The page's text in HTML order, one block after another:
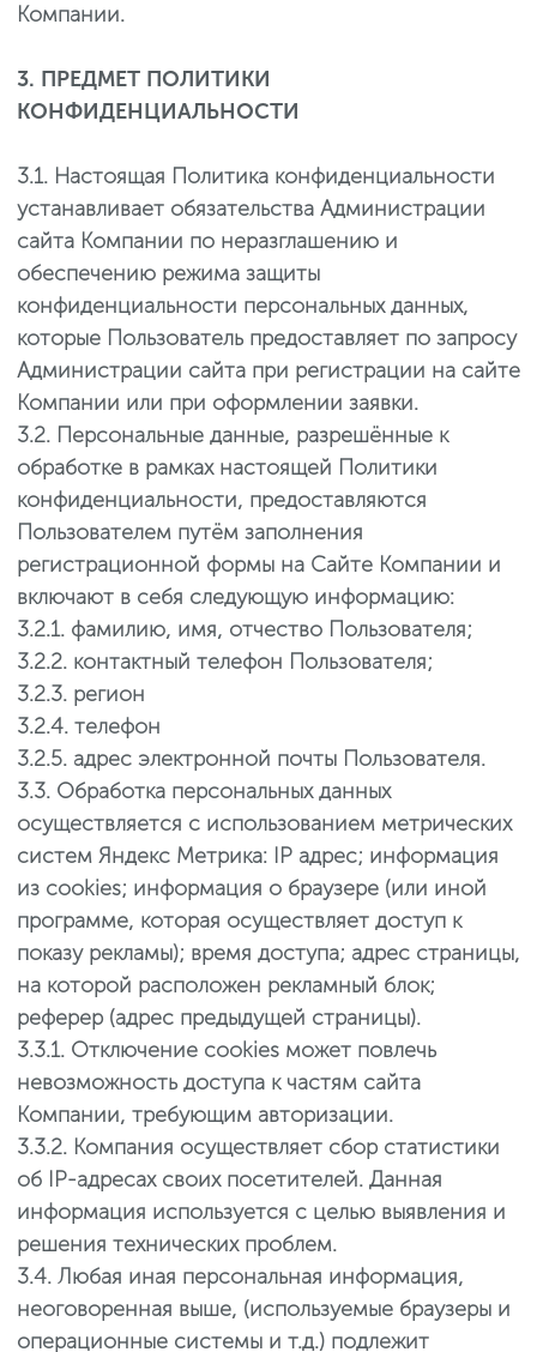
Компании.
3. ПРЕДМЕТ ПОЛИТИКИ
КОНФИДЕНЦИАЛЬНОСТИ
3.1. Настоящая Политика конфиденциальности
устанавливает обязательства Администрации
сайта Компании по неразглашению и
обеспечению режима защиты
конфиденциальности персональных данных,
которые Пользователь предоставляет по запросу
Администрации сайта при регистрации на сайте
Компании или при оформлении заявки.
3.2. Персональные данные, разрешённые к
обработке в рамках настоящей Политики
конфиденциальности, предоставляются
Пользователем путём заполнения
регистрационной формы на Сайте Компании и
включают в себя следующую информацию:
3.2.1. фамилию, имя, отчество Пользователя;
3.2.2. контактный телефон Пользователя;
3.2.3. регион
3.2.4. телефон
3.2.5. адрес электронной почты Пользователя.
3.3. Обработка персональных данных
осуществляется с использованием метрических
систем Яндекс Метрика: IP адрес; информация
из cookies; информация о браузере (или иной
программе, которая осуществляет доступ к
показу рекламы); время доступа; адрес страницы,
на которой расположен рекламный блок;
реферер (адрес предыдущей страницы).
3.3.1. Отключение cookies может повлечь
невозможность доступа к частям сайта
Компании, требующим авторизации.
3.3.2. Компания осуществляет сбор статистики
об IP-адресах своих посетителей. Данная
информация используется с целью выявления и
решения технических проблем.
3.4. Любая иная персональная информация,
неоговоренная выше, (используемые браузеры и
операционные системы и т.д.) подлежит